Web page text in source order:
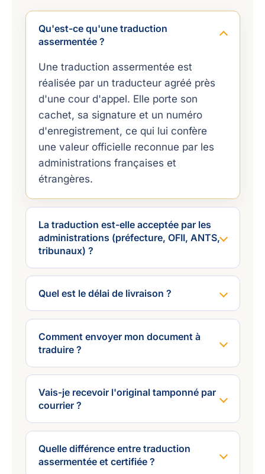
Qu'est-ce qu'une traduction
assermentée ?
Une traduction assermentée est
réalisée par un traducteur agréé près
d'une cour d'appel. Elle porte son
cachet, sa signature et un numéro
d'enregistrement, ce qui lui confère
une valeur officielle reconnue par les
administrations françaises et
étrangères.
La traduction est-elle acceptée par les
administrations (préfecture, OFII, ANTS,
tribunaux) ?
Quel est le délai de livraison ?
Comment envoyer mon document à
traduire ?
Vais-je recevoir l'original tamponné par
courrier ?
Quelle différence entre traduction
assermentée et certifiée ?